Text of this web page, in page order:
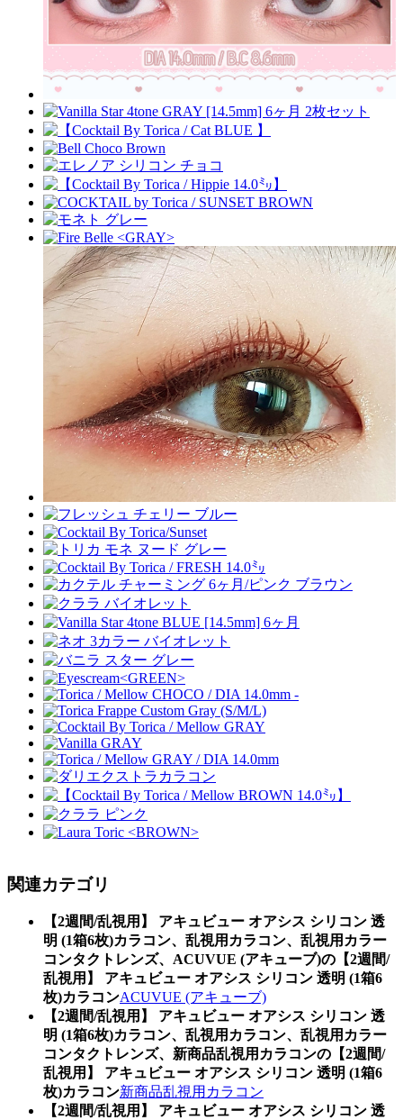
関連カテゴリ
【2週間/乱視用】 アキュビュー オアシス シリコン 透
明 (1箱6枚)カラコン、乱視用カラコン、乱視用カラー
コンタクトレンズ、ACUVUE (アキューブ)の【2週間/
乱視用】 アキュビュー オアシス シリコン 透明 (1箱6
枚)カラコンACUVUE (アキューブ)
【2週間/乱視用】 アキュビュー オアシス シリコン 透
明 (1箱6枚)カラコン、乱視用カラコン、乱視用カラー
コンタクトレンズ、新商品乱視用カラコンの【2週間/
乱視用】 アキュビュー オアシス シリコン 透明 (1箱6
枚)カラコン新商品乱視用カラコン
【2週間/乱視用】 アキュビュー オアシス シリコン 透